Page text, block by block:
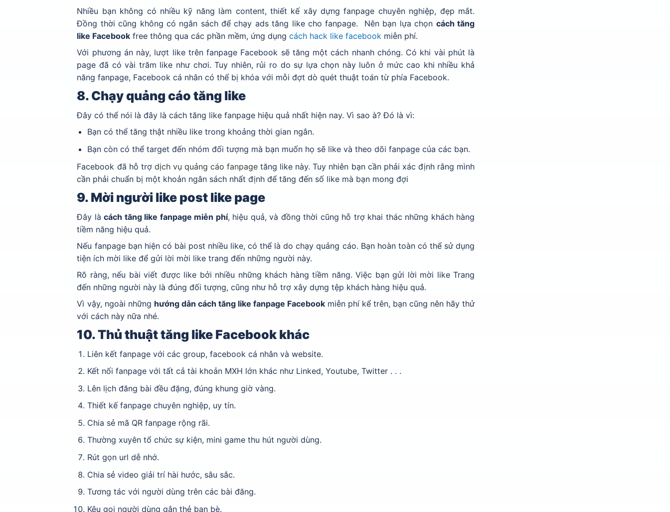
Nhiều bạn không có nhiều kỹ năng làm content, thiết kế xây dựng fanpage chuyên nghiệp, đẹp mắt.
Đồng thời cũng không có ngân sách để chạy ads tăng like cho fanpage. Nên bạn lựa chọn cách tăng
like Facebook free thông qua các phần mềm, ứng dụngcách hack like facebook miễn phí.
Với phương án này, lượt like trên fanpage Facebook sẽ tăng một cách nhanh chóng. Có khi vài phút là
page đã có vài trăm like như chơi. Tuy nhiên, rủi ro do sự lựa chọn này luôn ở mức cao khi nhiều khả
năng fanpage, Facebook cá nhân có thể bị khóa với mỗi đợt dò quét thuật toán từ phía Facebook.
8. Chạy quảng cáo tăng like
Đây có thể nói là đây là cách tăng like fanpage hiệu quả nhất hiện nay. Vì sao à? Đó là vì:
Bạn có thể tăng thật nhiều like trong khoảng thời gian ngắn.
Bạn còn có thể target đến nhóm đối tượng mà bạn muốn họ sẽ like và theo dõi fanpage của các bạn.
Facebook đã hỗ trợ dịch vụ quảng cáo fanpage tăng like này. Tuy nhiên bạn cần phải xác định rằng mình
cần phải chuẩn bị một khoản ngân sách nhất định để tăng đến số like mà bạn mong đợi
9. Mời người like post like page
Đây làcách tăng like fanpage miễn phí, hiệu quả, và đồng thời cũng hỗ trợ khai thác những khách hàng
tiềm năng hiệu quả.
Nếu fanpage bạn hiện có bài post nhiều like, có thể là do chạy quảng cáo. Bạn hoàn toàn có thể sử dụng
tiện ích mời like để gửi lời mời like trang đến những người này.
Rõ ràng, nếu bài viết được like bởi nhiều những khách hàng tiềm năng. Việc bạn gửi lời mời like Trang
đến những người này là đúng đối tượng, cũng như hỗ trợ xây dựng tệp khách hàng hiệu quả.
Vì vậy, ngoài những hướng dẫn cách tăng like fanpage Facebookmiễn phí kể trên, bạn cũng nên hãy thử
với cách này nữa nhé.
10. Thủ thuật tăng like Facebook khác
Liên kết fanpage với các group, facebook cá nhân và website.
Kết nối fanpage với tất cả tài khoản MXH lớn khác như Linked, Youtube, Twitter . . .
Lên lịch đăng bài đều đặng, đúng khung giờ vàng.
Thiết kế fanpage chuyên nghiệp, uy tín.
Chia sẻ mã QR fanpage rộng rãi.
Thường xuyên tổ chức sự kiện, mini game thu hút người dùng.
Rút gọn url dễ nhớ.
Chia sẻ video giải trí hài hước, sâu sắc.
Tương tác với người dùng trên các bài đăng.
Kêu gọi người dùng gắn thẻ bạn bè.